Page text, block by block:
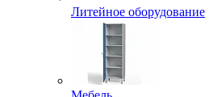
Литейное оборудование